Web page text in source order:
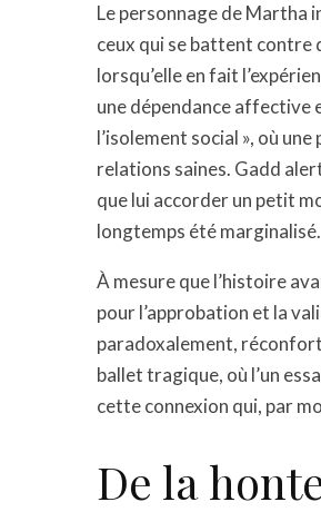
Le personnage de Martha
ceux qui se battent contre
lorsqu’elle en fait
une dépendance affective
l’isolement social », où
relations saines. Gadd
que lui accorder un petit
longtemps été marginalisé.
À mesure que l’histoire
pour l’approbation et la
paradoxalement,
ballet tragique, où l’un
cette connexion qui, par
De la